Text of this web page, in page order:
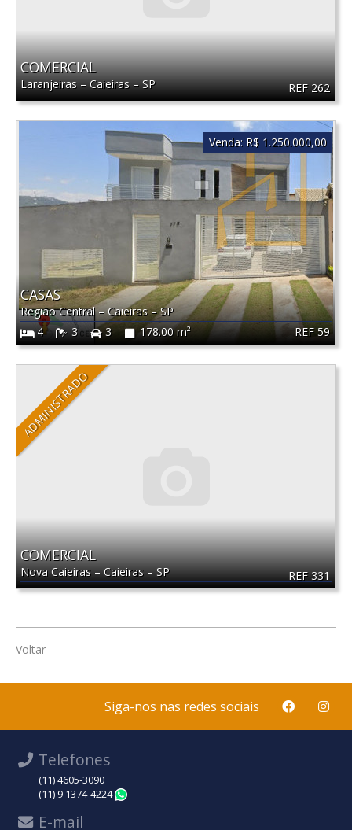
REF 262
COMERCIAL
Laranjeiras–Caieiras–SP
REF 59
CASAS
Região Central–Caieiras–SP
4
3 3 178.00 m²
Venda: R$ 1.250.000,00
ADMINISTRADO
REF 331
COMERCIAL
Nova Caieiras–Caieiras–SP
Voltar
Siga-nos nas redes sociais
Telefones
(11) 4605-3090
(11) 9 1374-4224
E-mail